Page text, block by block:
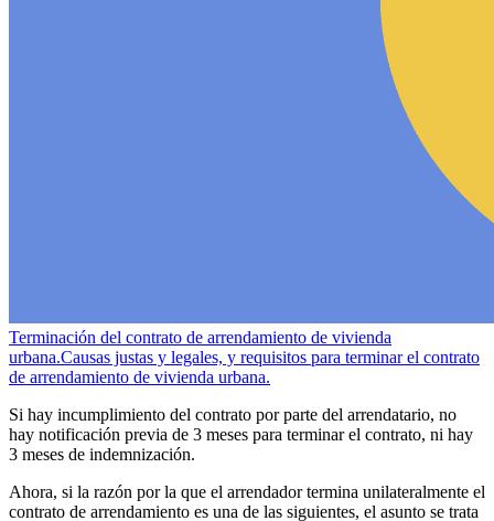
Terminación del contrato de arrendamiento de vivienda
urbana.Causas justas y legales, y requisitos para terminar el contrato
de arrendamiento de vivienda urbana.
Si hay incumplimiento del contrato por parte del arrendatario, no
hay notificación previa de 3 meses para terminar el contrato, ni hay
3 meses de indemnización.
Ahora, si la razón por la que el arrendador termina unilateralmente el
contrato de arrendamiento es una de las siguientes, el asunto se trata